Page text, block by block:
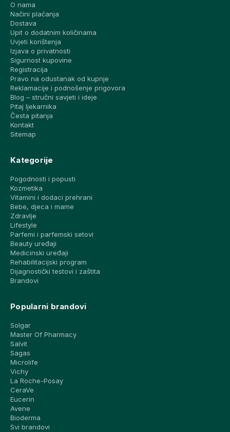
O nama
Načini plaćanja
Dostava
Upit o dodatnim količinama
Uvjeti korištenja
Izjava o privatnosti
Sigurnost kupovine
Registracija
Pravo na odustanak od kupnje
Reklamacije i podnošenje prigovora
Blog – stručni savjeti i ideje
Pitaj ljekarnika
Česta pitanja
Kontakt
Sitemap
Kategorije
Pogodnosti i popusti
Kozmetika
Vitamini i dodaci prehrani
Bebe, djeca i mame
Zdravlje
Lifestyle
Parfemi i parfemski setovi
Beauty uređaji
Medicinski uređaji
Rehabilitacijski program
Dijagnostički testovi i zaštita
Brandovi
Popularni brandovi
Solgar
Master Of Pharmacy
Salvit
Sagas
Microlife
Vichy
La Roche-Posay
CeraVe
Eucerin
Avene
Bioderma
Svi brandovi